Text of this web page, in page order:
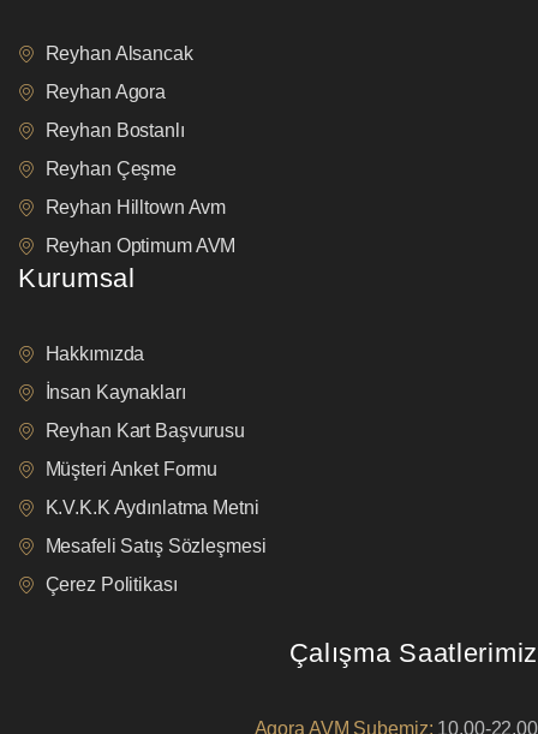
Reyhan Alsancak
Reyhan Agora
Reyhan Bostanlı
Reyhan Çeşme
Reyhan Hilltown Avm
Reyhan Optimum AVM
Kurumsal
Hakkımızda
İnsan Kaynakları
Reyhan Kart Başvurusu
Müşteri Anket Formu
K.V.K.K Aydınlatma Metni
Mesafeli Satış Sözleşmesi
Çerez Politikası
Çalışma Saatlerimiz
Agora AVM Şubemiz: 10.00-22.00